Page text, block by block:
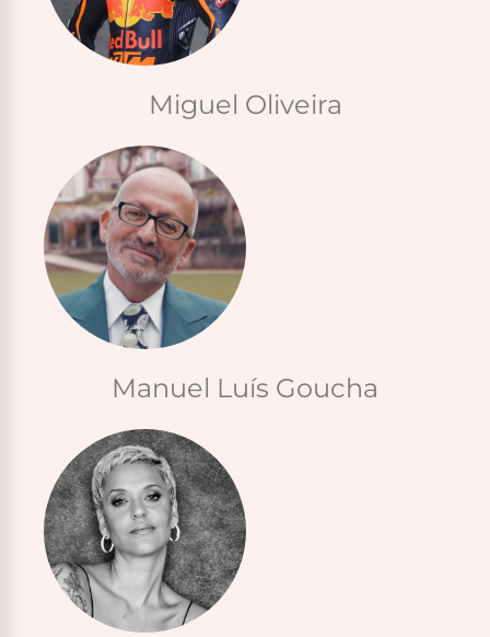
Miguel Oliveira
Manuel Luís Goucha